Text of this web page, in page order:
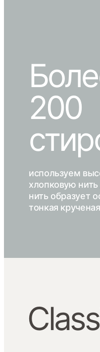
200
используем
хлопковую
нить образует
тонкая